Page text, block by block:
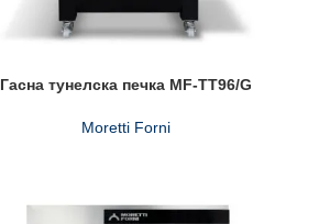
Гасна тунелска печка MF-TT96/G
Moretti Forni